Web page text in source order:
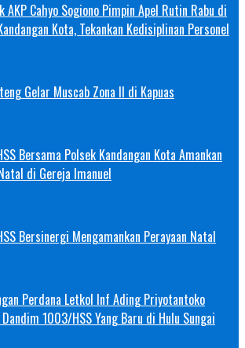
AKP Cahyo Sogiono Pimpin Apel Rutin Rabu di
Kota, Tekankan Kedisiplinan Personel
Gelar Muscab Zona II di Kapuas
Bersama Polsek Kandangan Kota Amankan
di Gereja Imanuel
Bersinergi Mengamankan Perayaan Natal
Perdana Letkol Inf Ading Priyotantoko
1003/HSS Yang Baru di Hulu Sungai